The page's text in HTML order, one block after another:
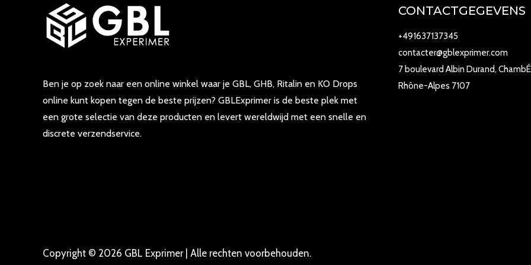
Ben je op zoek naar een online winkel waar je GBL, GHB, Ritalin en KO Drops
online kunt kopen tegen de beste prijzen? GBLExprimer is de beste plek met
een grote selectie van deze producten en levert wereldwijd met een snelle en
discrete verzendservice.
CONTACTGEGEVENS
+491637137345
contacter@gblexprimer.com
7 boulevard Albin Durand,
Rhône-Alpes 7107
Copyright © 2026 GBL Exprimer | Alle rechten voorbehouden.